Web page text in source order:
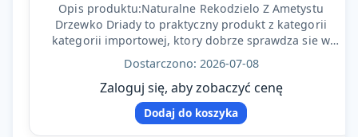
Opis produktu:Naturalne Rekodzielo Z Ametystu
Drzewko Driady to praktyczny produkt z kategorii
kategorii importowej, ktory dobrze sprawdza sie w
codziennej…
Dostarczono: 2026-07-08
Zaloguj się, aby zobaczyć cenę
Dodaj do koszyka